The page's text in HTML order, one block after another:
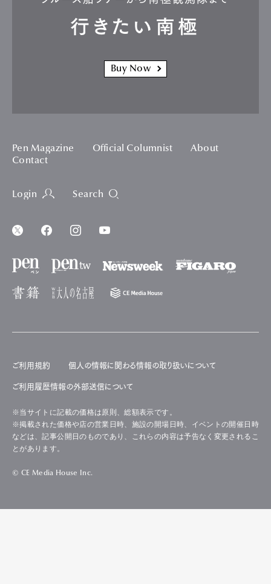
行きたい南極
Buy Now
Pen Magazine Official Columnist
About
Contact
Login Search
ご利用規約 個人の情報に関わる情報の取り扱いについて
ご利用履歴情報の外部送信について
※当サイトに記載の価格は原則、総額表示です。
※掲載された価格や店の営業日時、施設の開場日時、イベントの開催日時
などは、記事公開日のものであり、これらの内容は予告なく変更されるこ
とがあります。
© CE Media House Inc.